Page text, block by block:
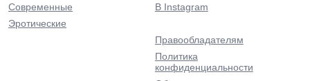
Современные
Эротические
В Instagram
Правообладателям
Политика
конфиденциальности